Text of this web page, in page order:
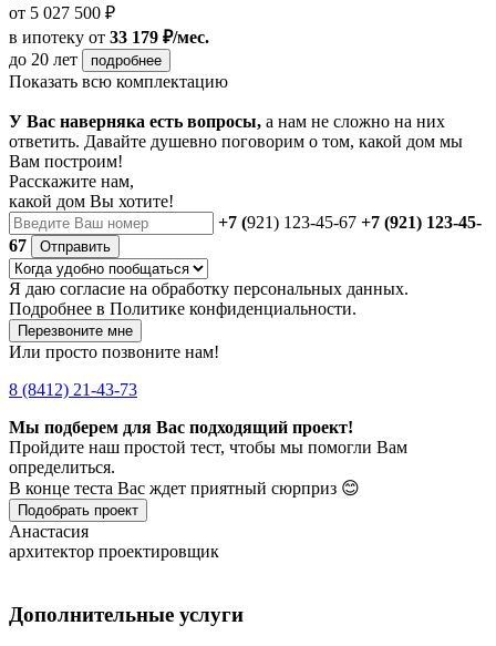
от 5 027 500 ₽
в ипотеку от 33 179 ₽/мес.
до 20 лет
подробнее
Показать всю комплектацию
У Вас наверняка есть вопросы, а нам не сложно на них
ответить. Давайте душевно поговорим о том, какой дом мы
Вам построим!
Расскажите нам,
какой дом Вы хотите!
+7 (921) 123-45-67 +7 (921) 123-45-
67
Отправить
Я даю согласие на обработку персональных данных.
Подробнее в Политике конфиденциальности.
Перезвоните мне
Или просто позвоните нам!
8 (8412) 21-43-73
Мы подберем для Вас подходящий проект!
Пройдите наш простой тест, чтобы мы помогли Вам
определиться.
В конце теста Вас ждет приятный сюрприз 😊
Подобрать проект
Анастасия
архитектор проектировщик
Дополнительные услуги